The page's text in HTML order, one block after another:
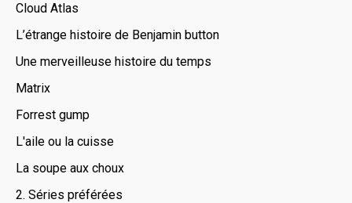
Cloud Atlas
L’étrange histoire de Benjamin button
Une merveilleuse histoire du temps
Matrix
Forrest gump
L'aile ou la cuisse
La soupe aux choux
2. Séries préférées